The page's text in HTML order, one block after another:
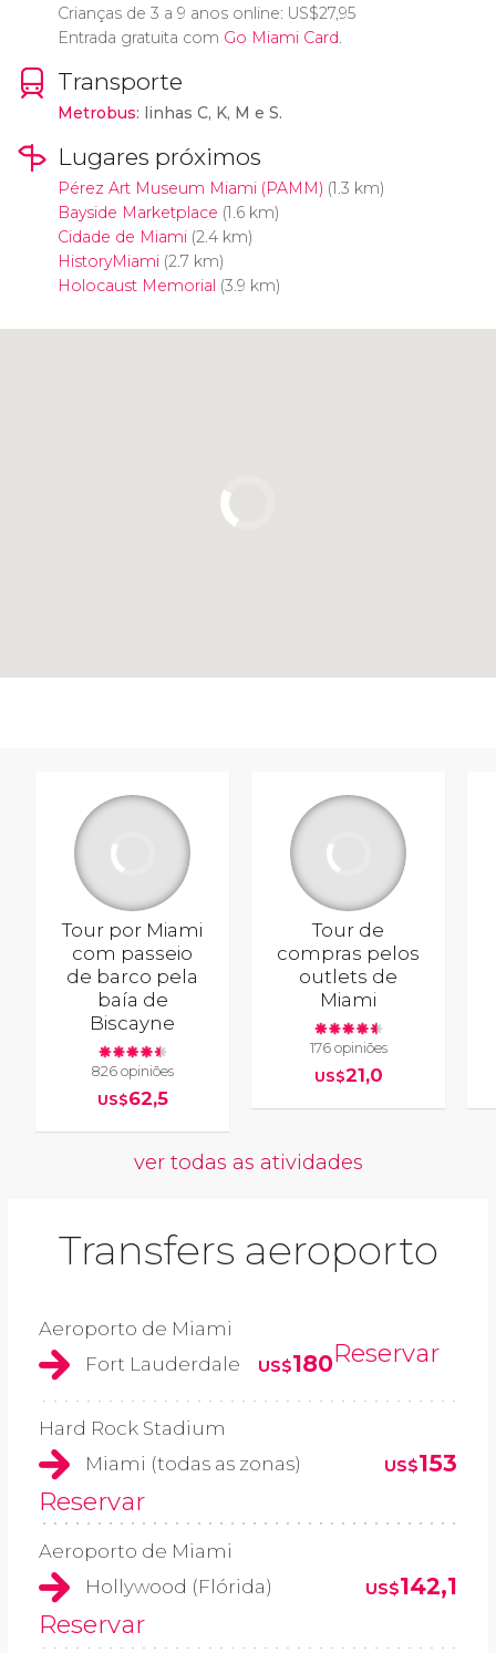
Crianças de 3 a 9 anos online: US$27,95
Entrada gratuita com Go Miami Card.
Transporte
Metrobus: linhas C, K, M e S.
Lugares próximos
Pérez Art Museum Miami (PAMM) (1.3 km)
Bayside Marketplace (1.6 km)
Cidade de Miami(2.4 km)
HistoryMiami(2.7 km)
Holocaust Memorial (3.9 km)
Tour por Miami
com passeio
de barco pela
baía de
Biscayne
826 opiniões
US$62,5
Tour de
compras pelos
outlets de
Miami
176 opiniões
US$21,0
ver todas as atividades
Transfers aeroporto
Aeroporto de Miami
Fort Lauderdale
US$180Reservar
Hard Rock Stadium
Miami (todas as zonas)
US$153
Reservar
Aeroporto de Miami
Hollywood (Flórida)
US$142,1
Reservar